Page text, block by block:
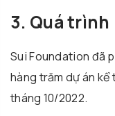
3. Quá
Sui Foundation đã
hàng trăm dự án
tháng 10/2022.